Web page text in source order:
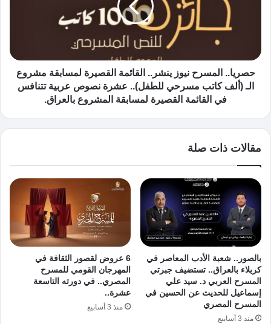
حصريا.. المسرح نيوز ينشر.. القائمة القصيرة لمسابقة مشروع
الـ (ألف كاتب مسرحي للطفل).. عشرة نصوص عربية تتنافس
في القائمة القصيرة لمسابقة المشروع بالعراق.
مقالات ذات صلة
بالصور.. شعبة الأدب المعاصر في
كربلاء بالعراق.. تستضيف جبرتي
المسرح العربي د. سيد علي
إسماعيل للحديث عن الحسين في
المسرح المصري
منذ 3 أسابيع
6 عروض لقصور الثقافة في
المهرجان القومي للمسرح
المصري.. في دورته التاسعة
عشرة..
منذ 3 أسابيع